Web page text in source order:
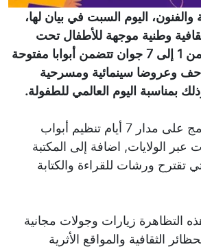
والفنون، اليوم السبت في بيان لها،
وطنية موجهة للأطفال تحت
شعار "7/7 ثقافتي" من 1 إلى 7 جوان تتضمن أبوابا مفتوحة
وعروضا سينمائية ومسرحية
بمناسبة اليوم العالمي للطفولة.
وسيعرف هذا البرنامج على مدار 7 أيام تنظيم أبواب
عبر الولايات, اضافة إلى المكتبة
تقترح ورشات للقراءة والكتابة
التظاهرة زيارات وجولات مجانية
الثقافية والمواقع الأثرية